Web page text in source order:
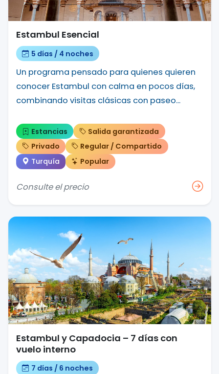
Estambul Esencial
5 días / 4 noches
Un programa pensado para quienes quieren
conocer Estambul con calma en pocos días,
combinando visitas clásicas con paseo...
Estancias
Salida garantizada
Privado
Regular / Compartido
Turquía
Popular
Consulte el precio
Estambul y Capadocia – 7 días con
vuelo interno
7 días / 6 noches